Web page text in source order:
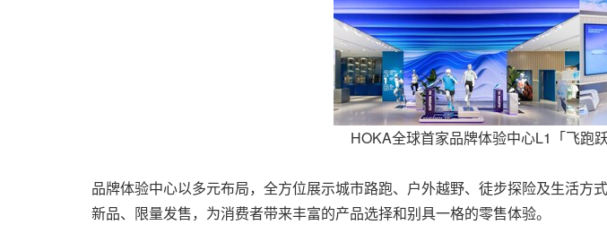
HOKA全球首家品牌体验中心L1「飞跑
品牌体验中心以多元布局，全方位展示城市路跑、户外越野、徒步探险及生活
新品、限量发售，为消费者带来丰富的产品选择和别具一格的零售体验。